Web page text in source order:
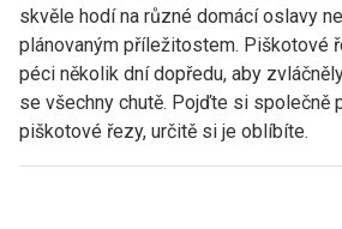
skvěle hodí na různé domácí oslavy
plánovaným příležitostem. Piškotové
péci několik dní dopředu, aby
se všechny chutě. Pojďte si společně
piškotové řezy, určitě si je oblíbíte.